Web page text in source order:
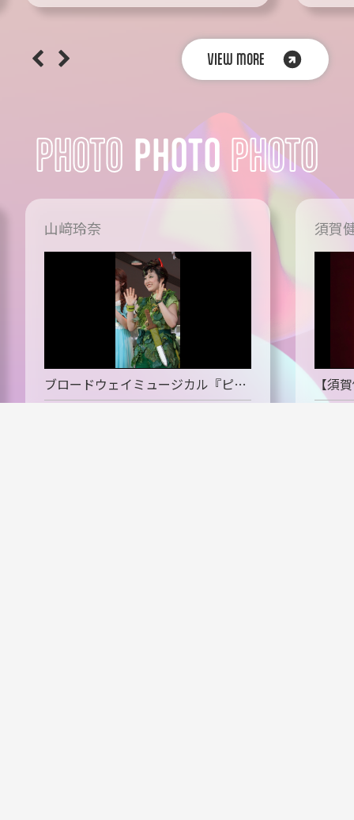
VIEW MORE
PHOTO
山﨑玲奈
ブロードウェイミュージカル『ピー
ター・パン』囲み取材＆ゲネプロ
須賀
【須
ア・